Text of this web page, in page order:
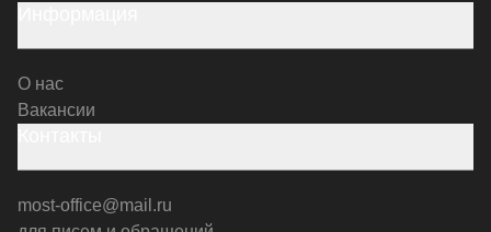
О нас
Вакансии
most-office@mail.ru